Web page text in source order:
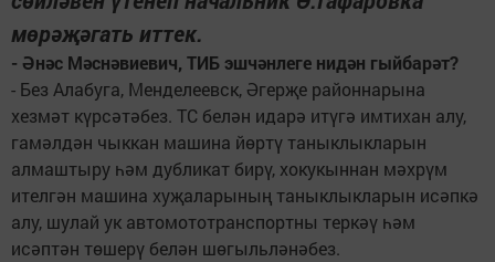
мөрәҗәгать иттек.
- Әнәс Мәснәвиевич, ТИБ эшчәнлеге нидән гыйбарәт?
- Без Алабуга, Менделеевск, Әгерҗе районнарына
хезмәт күрсәтәбез. ТС белән идарә итүгә имтихан алу,
гамәлдән чыккан машина йөртү таныклыкларын
алмаштыру һәм дубликат бирү, хокукыннан мәхрүм
ителгән машина хуҗаларының таныклыкларын исәпкә
алу, шулай ук автомототранспортны теркәү һәм
исәптән төшерү белән шөгыльләнәбез.